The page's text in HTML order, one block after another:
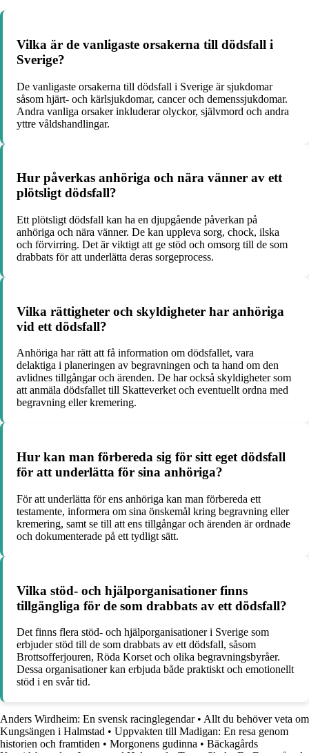
Vilka är de vanligaste orsakerna till dödsfall i
Sverige?
De vanligaste orsakerna till dödsfall i Sverige är sjukdomar
såsom hjärt- och kärlsjukdomar, cancer och demenssjukdomar.
Andra vanliga orsaker inkluderar olyckor, självmord och andra
yttre våldshandlingar.
Hur påverkas anhöriga och nära vänner av ett
plötsligt dödsfall?
Ett plötsligt dödsfall kan ha en djupgående påverkan på
anhöriga och nära vänner. De kan uppleva sorg, chock, ilska
och förvirring. Det är viktigt att ge stöd och omsorg till de som
drabbats för att underlätta deras sorgeprocess.
Vilka rättigheter och skyldigheter har anhöriga
vid ett dödsfall?
Anhöriga har rätt att få information om dödsfallet, vara
delaktiga i planeringen av begravningen och ta hand om den
avlidnes tillgångar och ärenden. De har också skyldigheter som
att anmäla dödsfallet till Skatteverket och eventuellt ordna med
begravning eller kremering.
Hur kan man förbereda sig för sitt eget dödsfall
för att underlätta för sina anhöriga?
För att underlätta för ens anhöriga kan man förbereda ett
testamente, informera om sina önskemål kring begravning eller
kremering, samt se till att ens tillgångar och ärenden är ordnade
och dokumenterade på ett tydligt sätt.
Vilka stöd- och hjälporganisationer finns
tillgängliga för de som drabbats av ett dödsfall?
Det finns flera stöd- och hjälporganisationer i Sverige som
erbjuder stöd till de som drabbats av ett dödsfall, såsom
Brottsofferjouren, Röda Korset och olika begravningsbyråer.
Dessa organisationer kan erbjuda både praktiskt och emotionellt
stöd i en svår tid.
Anders Wirdheim: En svensk racinglegendar• Allt du behöver veta om
Kungsängen i Halmstad • Uppvakten till Madigan: En resa genom
historien och framtiden • Morgonens gudinna • Bäckagårds